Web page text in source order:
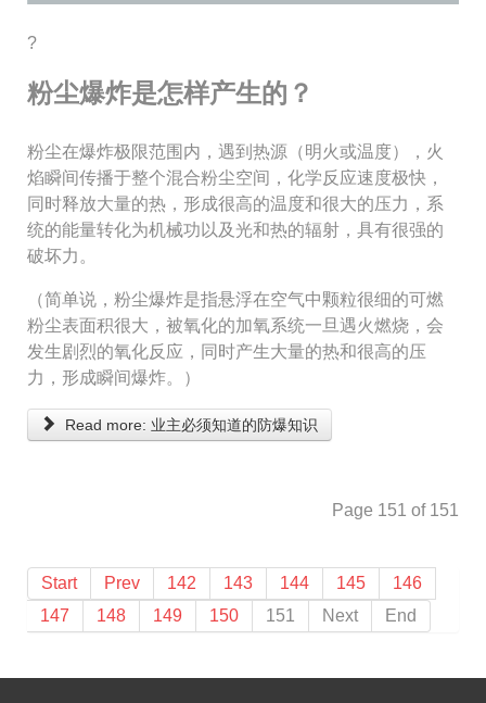
?
粉尘爆炸是怎样产生的？
粉尘在爆炸极限范围内，遇到热源（明火或温度），火
焰瞬间传播于整个混合粉尘空间，化学反应速度极快，
同时释放大量的热，形成很高的温度和很大的压力，系
统的能量转化为机械功以及光和热的辐射，具有很强的
破坏力。
（简单说，粉尘爆炸是指悬浮在空气中颗粒很细的可燃
粉尘表面积很大，被氧化的加氧系统一旦遇火燃烧，会
发生剧烈的氧化反应，同时产生大量的热和很高的压
力，形成瞬间爆炸。）
Read more: 业主必须知道的防爆知识
Page 151 of 151
Start Prev 142 143 144 145
146
147
148 149 150 151 Next End